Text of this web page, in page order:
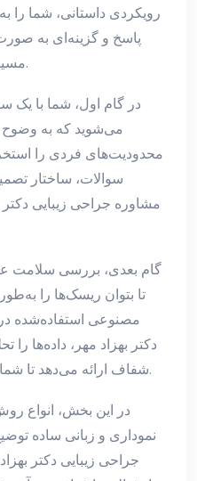
رویکردی داستانی، شما را
پاسخ و گزینه‌ای به
مسیر تصمیم‌گیری را هموار می‌کند.
در گام اول، شما با
می‌شوید که به وضوح
محدودیت‌های فردی را
سوالات، ساختار
مشاوره جراحی زیبایی
گام بعدی، بررسی سلامت
تا بتوان ریسک‌ها را
مصنوعی استفاده‌شده
دکتر بهزاد مهر، داده‌ها
شفاف ارائه می‌دهد تا شما با آرامش خاطر تصمیم بگیرید.
در این بخش، انواع
نموداری و زبانی ساده
جراحی زیبایی دکتر